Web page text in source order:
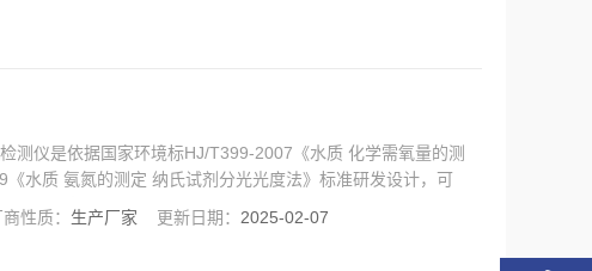
测仪是依据国家环境标HJ/T399-2007《水质 化学需氧量的测
水质 氨氮的测定 纳氏试剂分光光度法》标准研发设计，可
器配备高清晰度彩色液晶触摸显示屏，Android智能操作系
操作，使用更简单；搭配6孔智能消解仪，可实现户外快速
性质： 生产厂家 更新日期： 2025-02-07